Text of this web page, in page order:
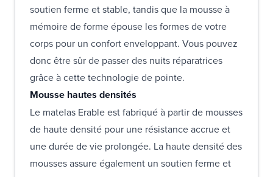
soutien ferme et stable, tandis que la mousse à
mémoire de forme épouse les formes de votre
corps pour un confort enveloppant. Vous pouvez
donc être sûr de passer des nuits réparatrices
grâce à cette technologie de pointe.
Mousse hautes densités
Le matelas Erable est fabriqué à partir de mousses
de haute densité pour une résistance accrue et
une durée de vie prolongée. La haute densité des
mousses assure également un soutien ferme et